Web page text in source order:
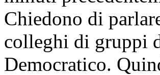
Chiedono di
colleghi di gruppi
Democratico.